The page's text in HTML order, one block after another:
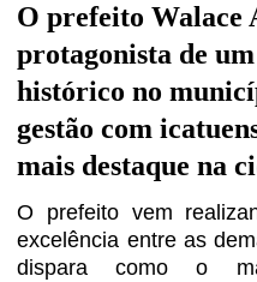
O prefeito Walace
protagonista de
histórico no
gestão com
mais destaque na
O prefeito vem
excelência entre as
dispara como o